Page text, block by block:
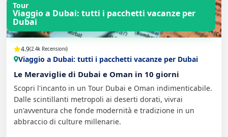
Tour
Viaggio a Dubai: tutti i pacchetti vacanze per
Dubai
4.9(2.4k Recensioni)
Viaggio a Dubai: tutti i pacchetti vacanze per Dubai
Le Meraviglie di Dubai e Oman in 10 giorni
Scopri l'incanto in un Tour Dubai e Oman indimenticabile.
Dalle scintillanti metropoli ai deserti dorati, vivrai
un'avventura che fonde modernità e tradizione in un
abbraccio di culture millenarie.